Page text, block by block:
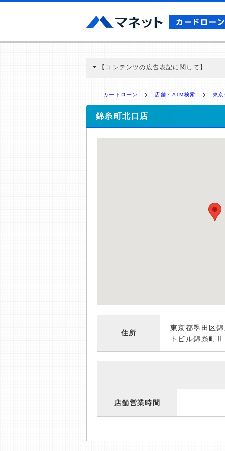
【コンテンツの広告表記に関して】
ミ収集などに基づき、公平性を担保した情
>提携企業一覧
カードローン 店舗・ATM検索 東
錦糸町北口店
住所
東京都墨田区
トビル錦糸町
店舗営業時間